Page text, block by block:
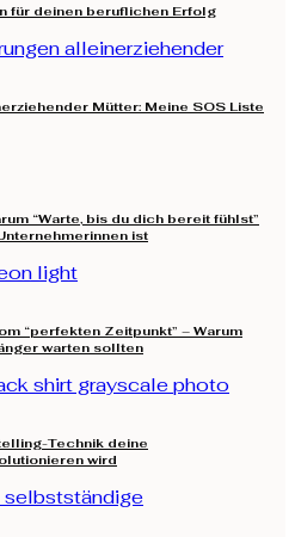
für deinen beruflichen Erfolg
Mütter: Meine SOS Liste
“Warte, bis du dich bereit fühlst”
ist
“perfekten Zeitpunkt” – Warum
warten sollten
Technik deine
wird